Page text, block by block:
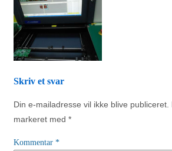
Skriv et svar
Din e-mailadresse vil ikke blive publiceret.
markeret med *
Kommentar *